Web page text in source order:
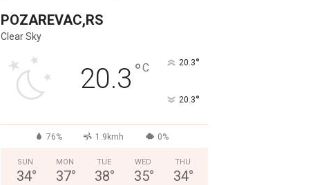
POZAREVAC,RS
Clear Sky
20.3 °C 20.3°
20.3°
76% 1.9kmh 0%
SUN
34°
MON
37°
TUE
38°
WED
35°
THU
34°